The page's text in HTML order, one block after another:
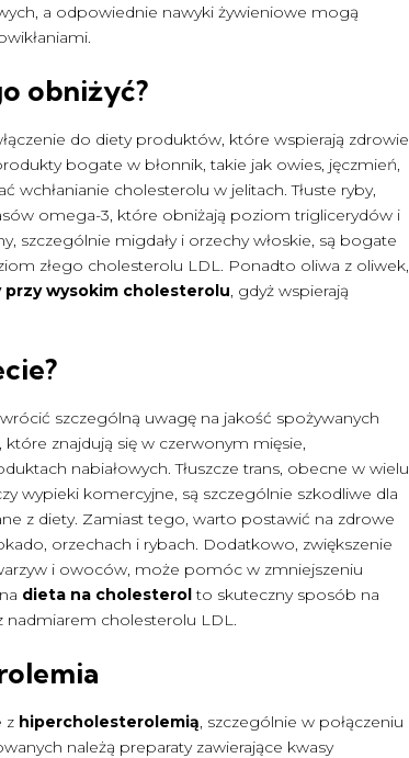
a odpowiednie nawyki żywieniowe mogą
obniżyć?
do diety produktów, które wspierają zdrowie
bogate w błonnik, takie jak owies, jęczmień,
cholesterolu w jelitach. Tłuste ryby,
omega-3, które obniżają poziom triglicerydów i
szczególnie migdały i orzechy włoskie, są bogate
złego cholesterolu LDL. Ponadto oliwa z oliwek,
przy wysokim cholesterolu , gdyż wspierają
szczególną uwagę na jakość spożywanych
znajdują się w czerwonym mięsie,
nabiałowych. Tłuszcze trans, obecne w wielu
wypieki komercyjne, są szczególnie szkodliwe dla
z diety. Zamiast tego, warto postawić na zdrowe
orzechach i rybach. Dodatkowo, zwiększenie
i owoców, może pomóc w zmniejszeniu
dieta na cholesterolto skuteczny sposób na
nadmiarem cholesterolu LDL.
z hipercholesterolemią , szczególnie w połączeniu
należą preparaty zawierające kwasy